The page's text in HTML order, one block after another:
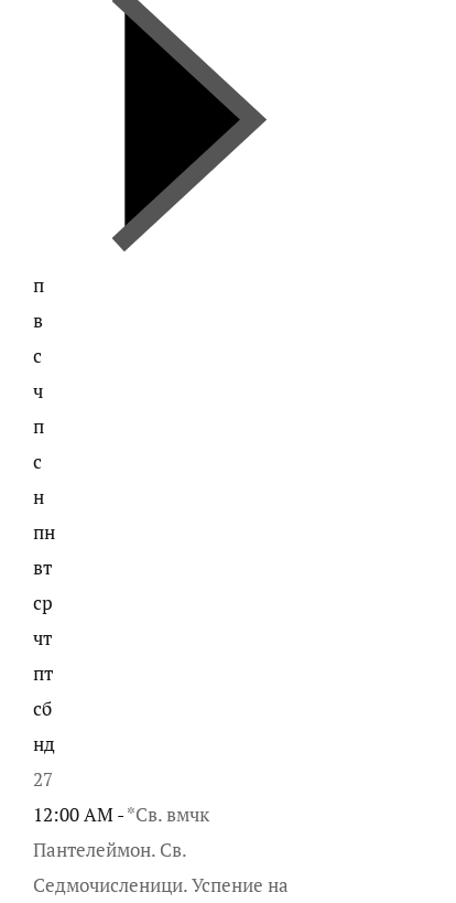
п
в
с
ч
п
с
н
пн
вт
ср
чт
пт
сб
нд
27
12:00 AM -*Св. вмчк
Пантелеймон. Св.
Седмочисленици. Успение на